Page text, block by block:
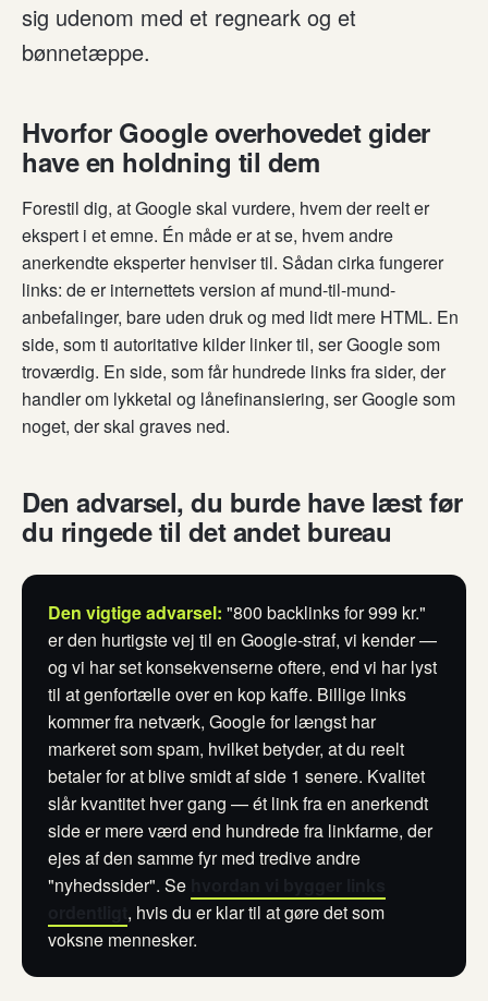
sig udenom med et regneark og et
bønnetæppe.
Hvorfor Google overhovedet gider
have en holdning til dem
Forestil dig, at Google skal vurdere, hvem der reelt er
ekspert i et emne. Én måde er at se, hvem andre
anerkendte eksperter henviser til. Sådan cirka fungerer
links: de er internettets version af mund-til-mund-
anbefalinger, bare uden druk og med lidt mere HTML. En
side, som ti autoritative kilder linker til, ser Google som
troværdig. En side, som får hundrede links fra sider, der
handler om lykketal og lånefinansiering, ser Google som
noget, der skal graves ned.
Den advarsel, du burde have læst før
du ringede til det andet bureau
Den vigtige advarsel: "800 backlinks for 999 kr."
er den hurtigste vej til en Google-straf, vi kender —
og vi har set konsekvenserne oftere, end vi har lyst
til at genfortælle over en kop kaffe. Billige links
kommer fra netværk, Google for længst har
markeret som spam, hvilket betyder, at du reelt
betaler for at blive smidt af side 1 senere. Kvalitet
slår kvantitet hver gang — ét link fra en anerkendt
side er mere værd end hundrede fra linkfarme, der
ejes af den samme fyr med tredive andre
"nyhedssider". Se
, hvis du er klar til at gøre det som
voksne mennesker.